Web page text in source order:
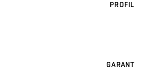
PROFIL
GARANT